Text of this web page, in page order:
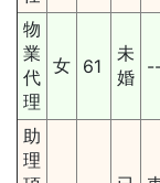
物
業
代
理
女 61
未
婚
助
理